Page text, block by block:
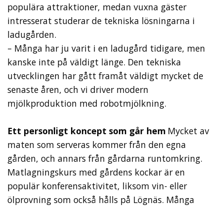
populära attraktioner, medan vuxna gäster
intresserat studerar de tekniska lösningarna i
ladugården.
– Många har ju varit i en ladugård tidigare, men
kanske inte på väldigt länge. Den tekniska
utvecklingen har gått framåt väldigt mycket de
senaste åren, och vi driver modern
mjölkproduktion med robotmjölkning.
Ett personligt koncept som går hem Mycket av
maten som serveras kommer från den egna
gården, och annars från gårdarna runtomkring.
Matlagningskurs med gårdens kockar är en
populär konferensaktivitet, liksom vin- eller
ölprovning som också hålls på Lögnäs. Många